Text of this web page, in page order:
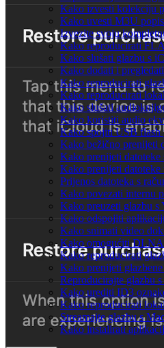
Kako izvesti kolekciju
Kako uvesti M3U
Izvezite svoju
Kako reproducirati
Kako slušati glazbu s
Kako dodati i
Kako reproducirati
Kako reproducirati
Kako slušati
Kako koristiti audio
Kako spojiti USB flash
Kako bežično prenijeti
Kako prenijeti
Kako prenijeti
Prijenos datoteka s
Kako povezati internu
Kako preuzeti glazbu s
Kako odspojiti
Kako snimati video
Kako omogućiti DLNA
Kako reproducirati
Kako prenijeti
Reproducirajte glazbu
Kako urediti ID3
Kako reproducirati
Streamajte glazbu s
Kako instalirati